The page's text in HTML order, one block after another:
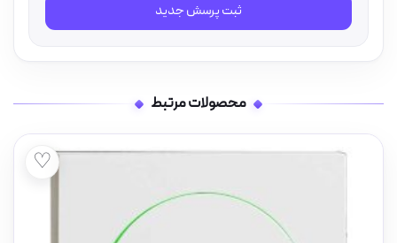
ثبت پرسش جدید
محصولات مرتبط
♡